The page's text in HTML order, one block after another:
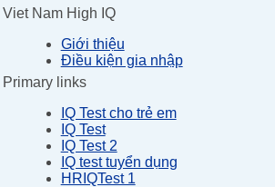
Viet Nam High IQ
Giới thiệu
Điều kiện gia nhập
Primary links
IQ Test cho trẻ em
IQ Test
IQ Test 2
IQ test tuyển dụng
HRIQTest 1